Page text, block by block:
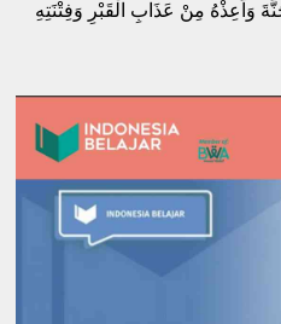
وَاَعِذْهُ مِنْ عَذَابِ الْقَبْرِ وَفِتْنَتِهِ